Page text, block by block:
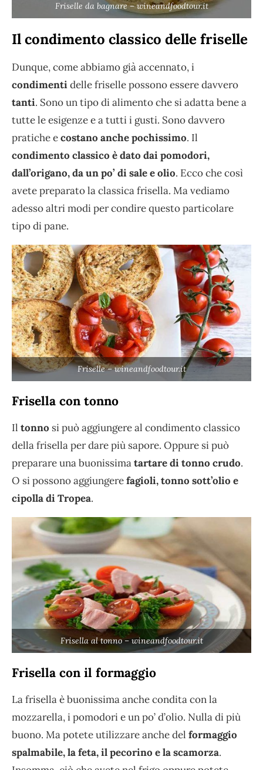
Friselle da bagnare – wineandfoodtour.it
Il condimento classico delle friselle
Dunque, come abbiamo già accennato, i
condimentidelle friselle possono essere davvero
tanti. Sono un tipo di alimento che si adatta bene a
tutte le esigenze e a tutti i gusti. Sono davvero
pratiche ecostano anche pochissimo. Il
condimento classico è dato dai pomodori,
dall’origano, da un po’ di sale e olio. Ecco che così
avete preparato la classica frisella. Ma vediamo
adesso altri modi per condire questo particolare
tipo di pane.
Friselle – wineandfoodtour.it
Frisella con tonno
Il tonno si può aggiungere al condimento classico
della frisella per dare più sapore. Oppure si può
preparare una buonissimatartare di tonno crudo.
O si possono aggiungerefagioli, tonno sott’olio e
cipolla di Tropea.
Frisella al tonno – wineandfoodtour.it
Frisella con il formaggio
La frisella è buonissima anche condita con la
mozzarella, i pomodori e un po’ d’olio. Nulla di più
buono. Ma potete utilizzare anche del formaggio
spalmabile, la feta, il pecorino e la scamorza.